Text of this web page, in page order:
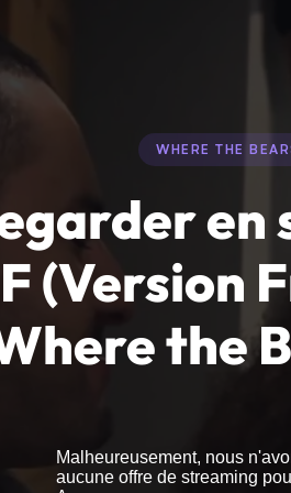
WHERE THE
en
(Version
the